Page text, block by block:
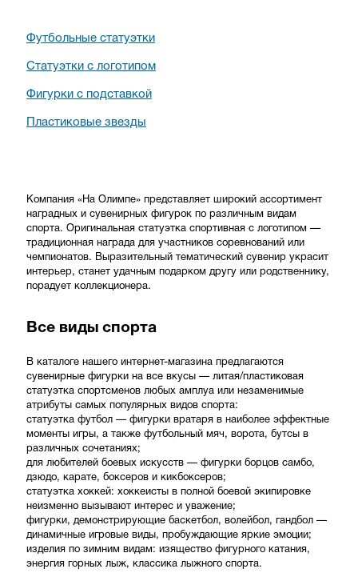
Футбольные статуэтки
Статуэтки с логотипом
Фигурки с подставкой
Пластиковые звезды
Компания «На Олимпе» представляет широкий ассортимент
наградных и сувенирных фигурок по различным видам
спорта. Оригинальная статуэтка спортивная с логотипом —
традиционная награда для участников соревнований или
чемпионатов. Выразительный тематический сувенир украсит
интерьер, станет удачным подарком другу или родственнику,
порадует коллекционера.
Все виды спорта
В каталоге нашего интернет-магазина предлагаются
сувенирные фигурки на все вкусы — литая/пластиковая
статуэтка спортсменов любых амплуа или незаменимые
атрибуты самых популярных видов спорта:
статуэтка футбол — фигурки вратаря в наиболее эффектные
моменты игры, а также футбольный мяч, ворота, бутсы в
различных сочетаниях;
для любителей боевых искусств — фигурки борцов самбо,
дзюдо, карате, боксеров и кикбоксеров;
статуэтка хоккей: хоккеисты в полной боевой экипировке
неизменно вызывают интерес и уважение;
фигурки, демонстрирующие баскетбол, волейбол, гандбол —
динамичные игровые виды, пробуждающие яркие эмоции;
изделия по зимним видам: изящество фигурного катания,
энергия горных лыж, классика лыжного спорта.